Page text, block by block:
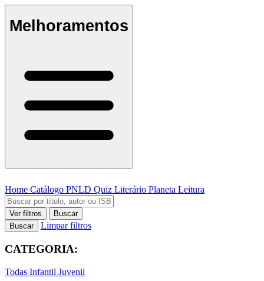
Melhoramentos
Home Catálogo PNLD Quiz Literário Planeta Leitura
Ver filtros
Buscar
Buscar
Limpar filtros
CATEGORIA:
Todas Infantil Juvenil